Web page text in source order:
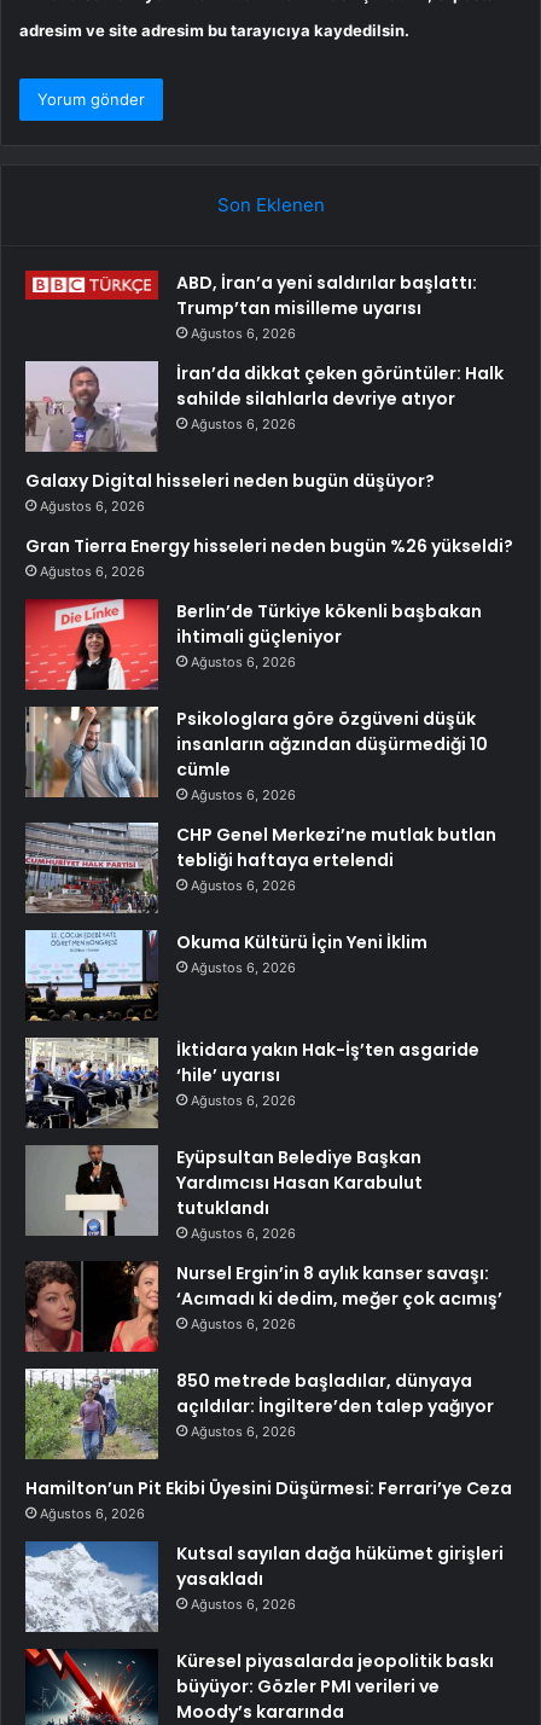
adresim ve site adresim bu tarayıcıya kaydedilsin.
Son Eklenen
ABD, İran’a yeni saldırılar başlattı:
Trump’tan misilleme uyarısı
Ağustos 6, 2026
İran’da dikkat çeken görüntüler: Halk
sahilde silahlarla devriye atıyor
Ağustos 6, 2026
Galaxy Digital hisseleri neden bugün düşüyor?
Ağustos 6, 2026
Gran Tierra Energy hisseleri neden bugün %26 yükseldi?
Ağustos 6, 2026
Berlin’de Türkiye kökenli başbakan
ihtimali güçleniyor
Ağustos 6, 2026
Psikologlara göre özgüveni düşük
insanların ağzından düşürmediği 10
cümle
Ağustos 6, 2026
CHP Genel Merkezi’ne mutlak butlan
tebliği haftaya ertelendi
Ağustos 6, 2026
Okuma Kültürü İçin Yeni İklim
Ağustos 6, 2026
İktidara yakın Hak-İş’ten asgaride
‘hile’ uyarısı
Ağustos 6, 2026
Eyüpsultan Belediye Başkan
Yardımcısı Hasan Karabulut
tutuklandı
Ağustos 6, 2026
Nursel Ergin’in 8 aylık kanser savaşı:
‘Acımadı ki dedim, meğer çok acımış’
Ağustos 6, 2026
850 metrede başladılar, dünyaya
açıldılar: İngiltere’den talep yağıyor
Ağustos 6, 2026
Hamilton’un Pit Ekibi Üyesini Düşürmesi: Ferrari’ye Ceza
Ağustos 6, 2026
Kutsal sayılan dağa hükümet girişleri
yasakladı
Ağustos 6, 2026
Küresel piyasalarda jeopolitik baskı
büyüyor: Gözler PMI verileri ve
Moody’s kararında